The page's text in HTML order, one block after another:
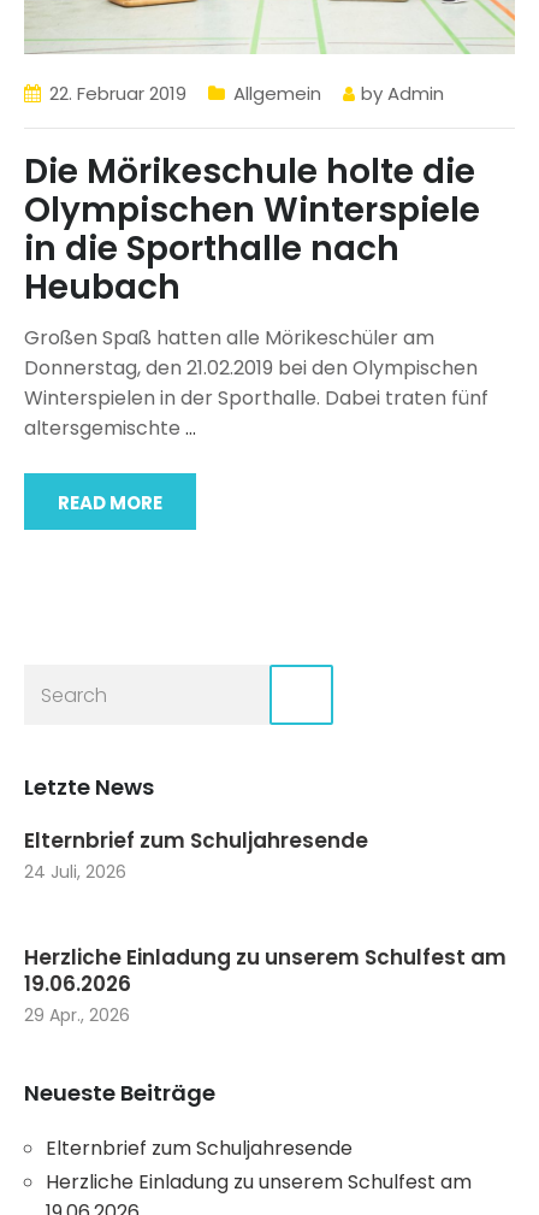
22. Februar 2019 Allgemein byAdmin
Die Mörikeschule holte die
Olympischen Winterspiele
in die Sporthalle nach
Heubach
Großen Spaß hatten alle Mörikeschüler am
Donnerstag, den 21.02.2019 bei den Olympischen
Winterspielen in der Sporthalle. Dabei traten fünf
altersgemischte …
READ MORE
Letzte News
Elternbrief zum Schuljahresende
24 Juli, 2026
Herzliche Einladung zu unserem Schulfest am
19.06.2026
29 Apr., 2026
Neueste Beiträge
Elternbrief zum Schuljahresende
Herzliche Einladung zu unserem Schulfest am